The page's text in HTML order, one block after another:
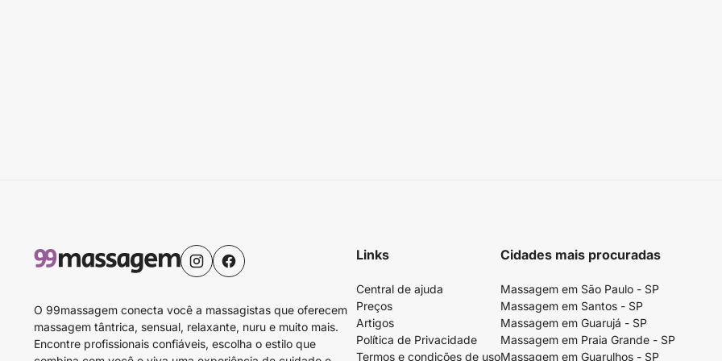
O 99massagem conecta você a massagistas que oferecem
massagem tântrica, sensual, relaxante, nuru e muito mais.
Encontre profissionais confiáveis, escolha o estilo que
Links
Central de ajuda
Preços
Artigos
Política de Privacidade
Termos e condições de uso
Cidades mais procuradas
Massagem em São Paulo - SP
Massagem em Santos - SP
Massagem em Guarujá - SP
Massagem em Praia Grande - SP
Massagem em Guarulhos - SP